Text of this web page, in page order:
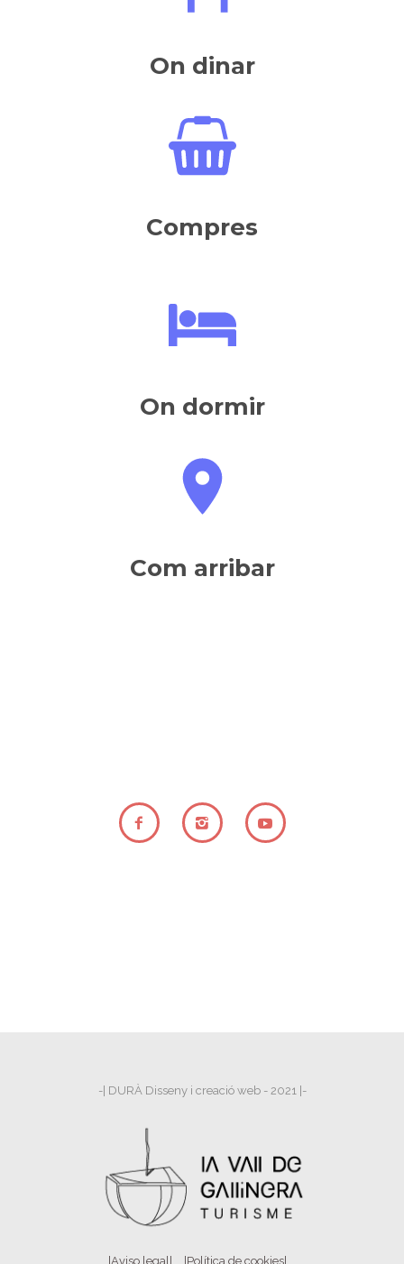
On dinar
Compres
On dormir
Com arribar
-| DURÀ Disseny i creació web - 2021 |-
|Aviso legal| |Política de cookies|